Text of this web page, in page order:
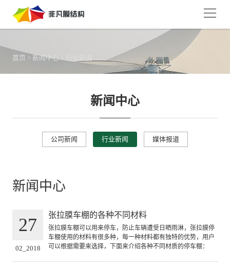
首页 > 新闻中心>
新闻中心
公司新闻 行业新闻 媒体报道
新闻中心
27
02_2018
张拉膜车棚的各种不同材料
张拉膜车棚可以用来停车，防止车辆遭受日晒雨淋，张拉膜停
车棚使用的材料有很多种，每一种材料都有独特的优势，用户
可以根据需要来选择，下面来介绍各种不同材质的停车棚：